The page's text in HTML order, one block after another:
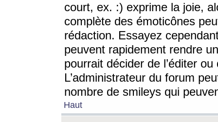
court, ex. :) exprime la joie,
complète des émoticônes
rédaction. Essayez
peuvent rapidement rendre
pourrait décider de l’éditer
L’administrateur du forum
nombre de smileys qui
Haut